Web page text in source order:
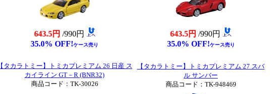
643.5円 /990円
35.0% OFF!ケース売り
643.5円 /990円
35.0% OFF!ケース売り
【タカラトミー】トミカプレミアム 26 日産 ス
カイライン GT－R (BNR32)
商品コード：TK-30026
【タカラトミー】トミカプレミアム 27 スバ
ル サンバー
商品コード：TK-948469